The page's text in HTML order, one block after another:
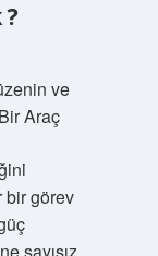
ve
Araç
bir görev